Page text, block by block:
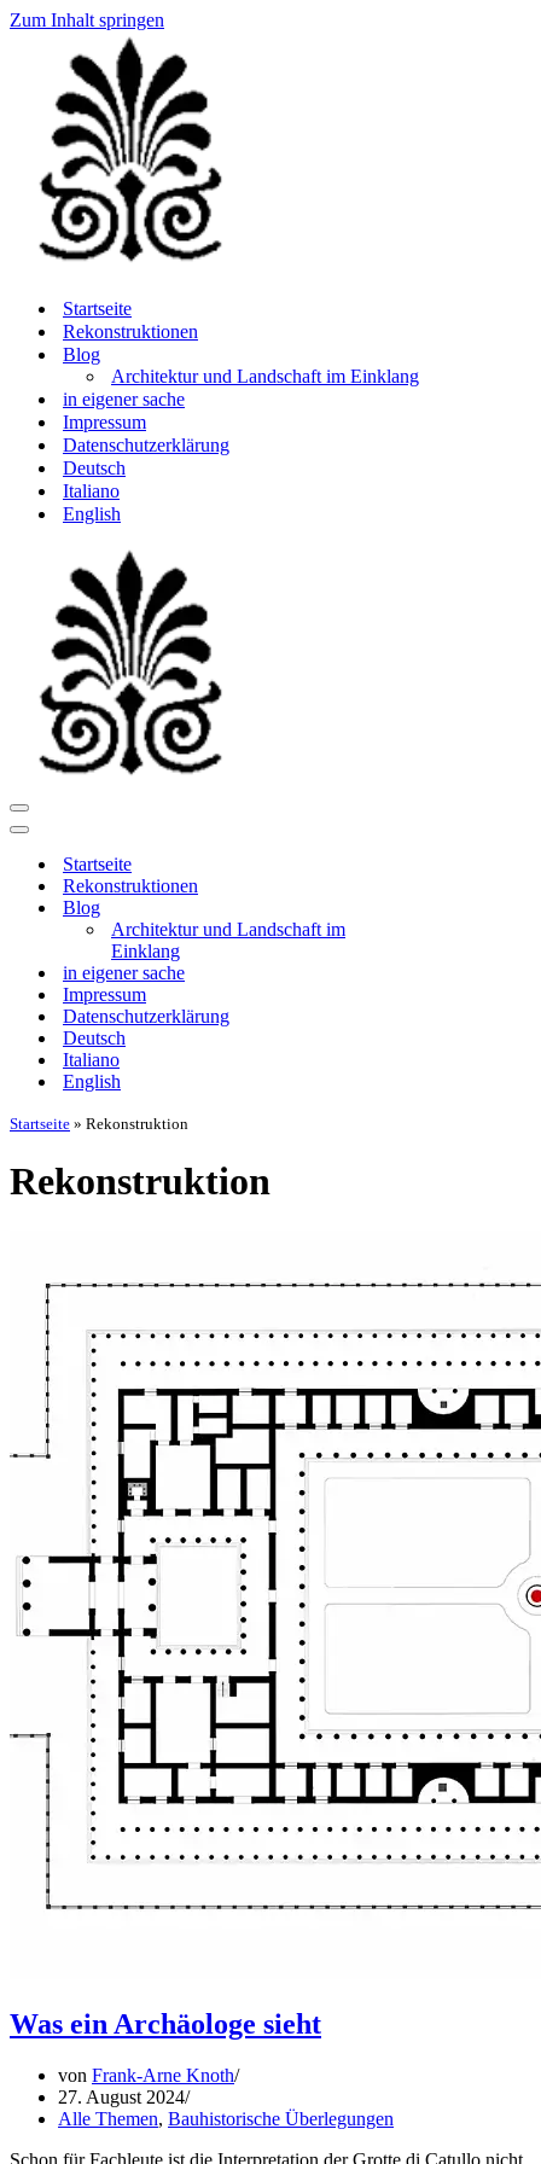
Zum Inhalt springen
Startseite
Rekonstruktionen
Blog
Architektur und Landschaft im Einklang
in eigener sache
Impressum
Datenschutzerklärung
Deutsch
Italiano
English
Navigationsmenü
Navigationsmenü
Startseite
Rekonstruktionen
Blog
Architektur und Landschaft im
Einklang
in eigener sache
Impressum
Datenschutzerklärung
Deutsch
Italiano
English
Startseite » Rekonstruktion
Rekonstruktion
Was ein Archäologe sieht
von Frank-Arne Knoth
27. August 2024
Alle Themen, Bauhistorische Überlegungen
Schon für Fachleute ist die Interpretation der Grotte di Catullo nicht